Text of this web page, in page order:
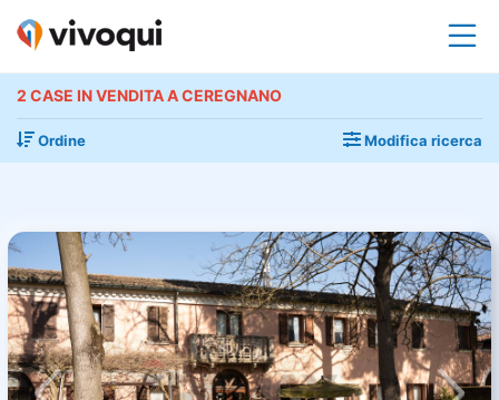
2 CASE IN VENDITA A CEREGNANO
Ordine Modifica ricerca